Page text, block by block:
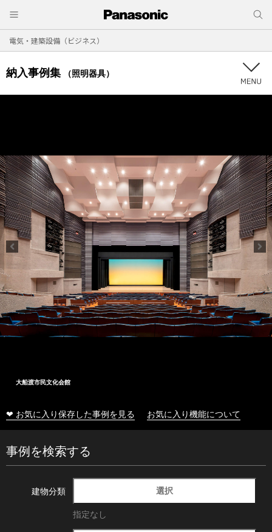
電気・建築設備（ビジネス）
納入事例集 （照明器具）
大船渡市民文化会館
❤ お気に入り保存した事例を見る お気に入り機能について
事例を検索する
建物分類 選択
指定なし